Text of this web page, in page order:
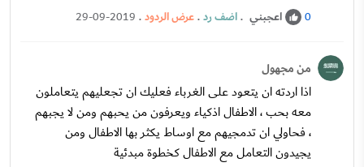
0 اعجبني .اضف رد.عرض الردود.
29-09-2019
من مجهول
اذا اردته ان يتعود على الغرباء فعليك ان تجعليهم يتعاملون
معه بحب ، الاطفال اذكياء ويعرفون من يحبهم ومن لا يجبهم
، فحاولي ان تدمجيهم مع اوساط يكثر بها الاطفال ومن
يجيدون التعامل مع الاطفال كخطوة مبدئية